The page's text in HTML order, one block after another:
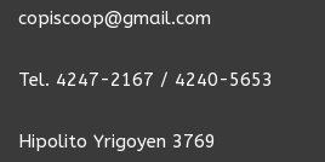
copiscoop@gmail.com
Tel. 4247-2167 / 4240-5653
Hipolito Yrigoyen 3769